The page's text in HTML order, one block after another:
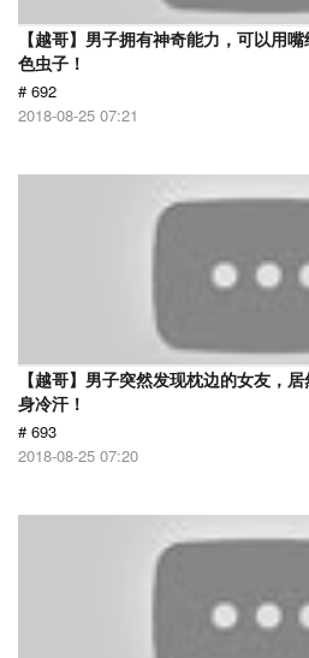
【越哥】男子拥有神奇能力，可以用
色虫子！
# 692
2018-08-25 07:21
【越哥】男子突然发现枕边的女友，
身冷汗！
# 693
2018-08-25 07:20